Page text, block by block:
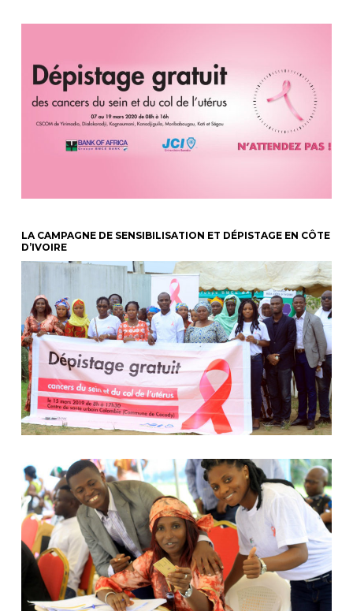
LA CAMPAGNE DE SENSIBILISATION ET DÉPISTAGE EN CÔTE
D’IVOIRE